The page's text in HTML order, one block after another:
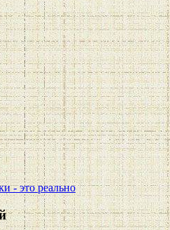
- это реально